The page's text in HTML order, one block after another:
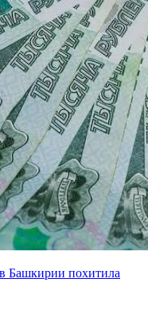
Башкирии похитила